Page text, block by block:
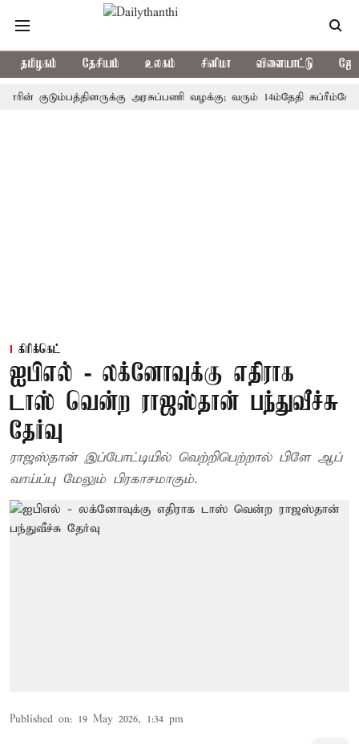
தமிழகம் தேசியம் உலகம் சினிமா விளையாட்டு
அரசுப்பணி வழக்கு; வரும் 14ம்தேதி சுப்ரீம்கோர்ட்டில்
கிரிக்கெட்
ஐபிஎல் - லக்னோவுக்கு எதிராக
டாஸ் வென்ற ராஜஸ்தான் பந்துவீச்சு
தேர்வு
ராஜஸ்தான் இப்போட்டியில் வெற்றிபெற்றால் பிளே ஆப்
வாய்ப்பு மேலும் பிரகாசமாகும்.
Published on: 19 May 2026, 1:34 pm